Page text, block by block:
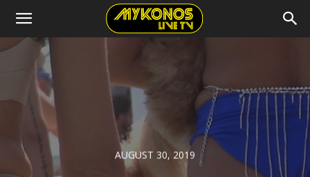
AUGUST 30, 2019